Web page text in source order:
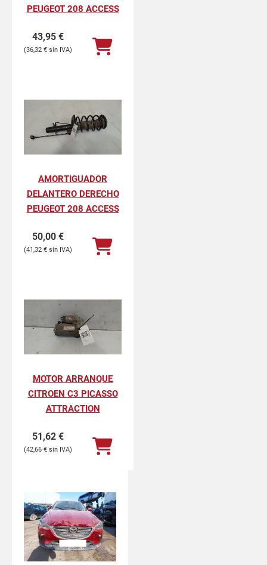
PEUGEOT 208 ACCESS
43,95 €
36,32 €
AMORTIGUADOR
DELANTERO DERECHO
PEUGEOT 208 ACCESS
50,00 €
41,32 €
MOTOR ARRANQUE
CITROEN C3 PICASSO
ATTRACTION
51,62 €
42,66 €